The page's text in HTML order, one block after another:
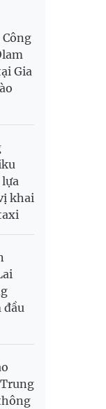
Gia
khai
đầu